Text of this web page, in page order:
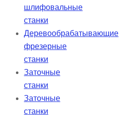
шлифовальные
станки
Деревообрабатывающие
фрезерные
станки
Заточные
станки
Заточные
станки